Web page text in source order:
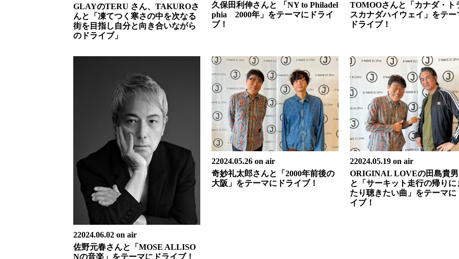
GLAYのTERU さん、TAKUROさ
んと「凍てつく寒さの中を次なる
街を目指し自分と向き合いながら
のドライブ」
久保田利伸さんと 「NY to Philadel
phia 2000年」をテーマにドライ
ブ！
TOMOOさんと「カナダ・ト
スカナダハイウェイ」をテー
ドライブ！
22024.06.02 on air
佐野元春さんと「MOSE ALLISO
Nの音楽」をテーマにドライブ！
22024.05.26 on air
奇妙礼太郎さんと「2000年前後の
大阪」をテーマにドライブ！
22024.05.19 on air
ORIGINAL LOVEの田島貴
と「サーキット走行の帰りに
たり聴きたい曲」をテーマに
イブ！